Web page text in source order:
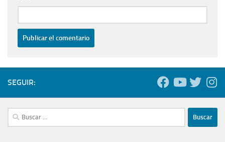
SEGUIR:
Buscar: